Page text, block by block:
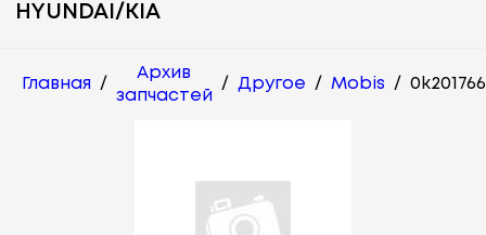
HYUNDAI/KIA
Главная /
Архив
запчастей
/ Другое / Mobis /